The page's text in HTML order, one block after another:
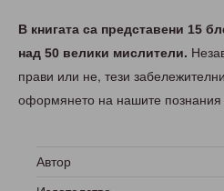
В книгата са представени 15
над 50 велики мислители.
прави или не, тези
оформянето на нашите познания
Автор